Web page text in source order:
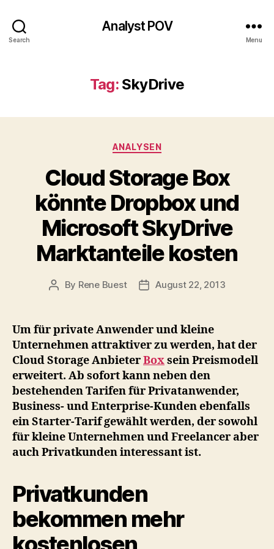
Search
Analyst POV
Menu
Tag: SkyDrive
Categories
ANALYSEN
Cloud Storage Box
könnte Dropbox und
Microsoft SkyDrive
Marktanteile kosten
Post
By Rene Buest
PostAugust 22, 2013
Um für private Anwender und kleine
Unternehmen attraktiver zu werden, hat der
Cloud Storage AnbieterBoxsein Preismodell
erweitert. Ab sofort kann neben den
bestehenden Tarifen für Privatanwender,
Business- und Enterprise-Kunden ebenfalls
ein Starter-Tarif gewählt werden, der sowohl
für kleine Unternehmen und Freelancer aber
auch Privatkunden interessant ist.
Privatkunden
bekommen mehr